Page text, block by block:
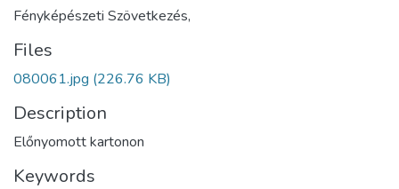
Fényképészeti Szövetkezés,
Files
080061.jpg (226.76 KB)
Description
Előnyomott kartonon
Keywords